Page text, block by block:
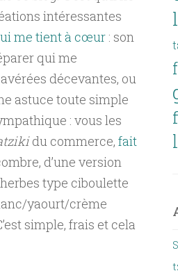
intéressantes
me tient à cœur: son
qui me
décevantes, ou
astuce toute simple
: vous les
du commerce, fait
d’une version
type ciboulette
yaourt/crème
simple, frais et cela